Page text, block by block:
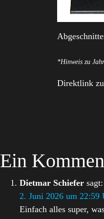
*Hinweis zu
Direktlink
Ein
Dietmar Schiefer sagt:
2. Juni 2026 um 22:59
Einfach alles super,